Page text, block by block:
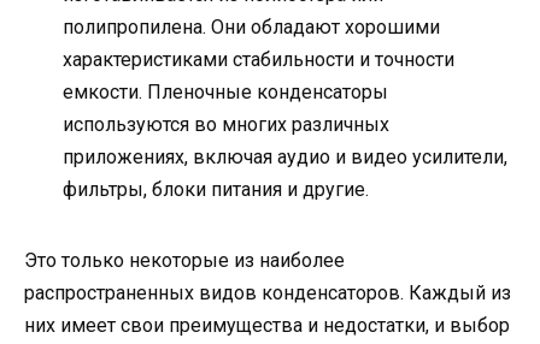
полипропилена. Они обладают хорошими
характеристиками стабильности и точности
емкости. Пленочные конденсаторы
используются во многих различных
приложениях, включая аудио и видео усилители,
фильтры, блоки питания и другие.
Это только некоторые из наиболее
распространенных видов конденсаторов. Каждый из
них имеет свои преимущества и недостатки, и выбор